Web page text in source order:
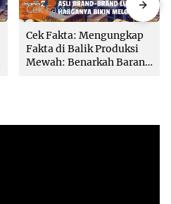
Cek Fakta
Cek Fakta: Mengungkap
Fakta di Balik Produksi
Mewah: Benarkah Barang